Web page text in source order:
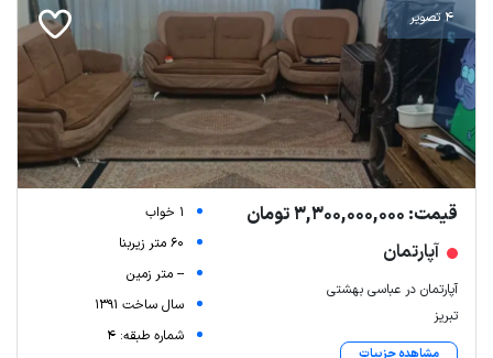
4 تصویر
قیمت: 3,300,000,000 تومان
آپارتمان
آپارتمان در عباسی بهشتی
تبریز
مشاهده جزییات
1 خواب
60 متر زیربنا
-- متر زمین
سال ساخت 1391
شماره طبقه: 4